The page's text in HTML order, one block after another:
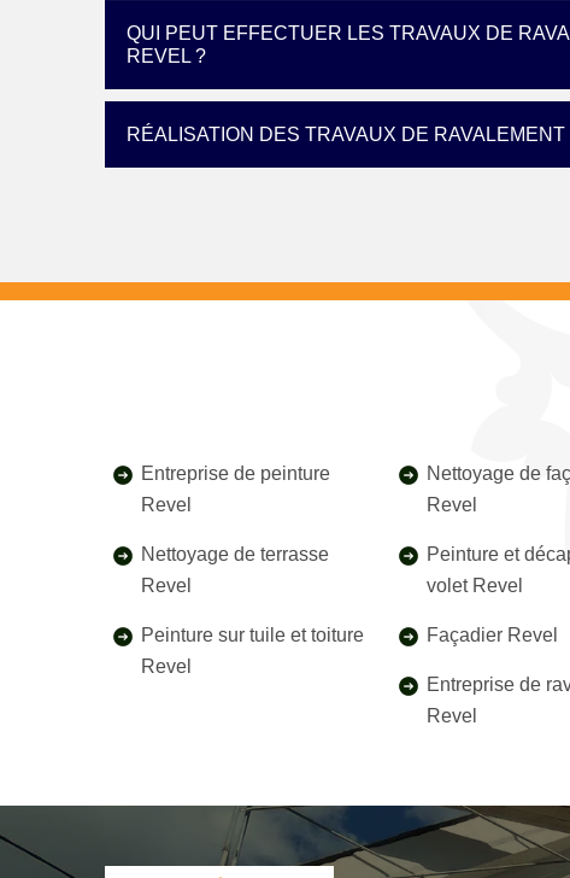
QUI PEUT EFFECTUER LES TRAVAUX DE
REVEL ?
RÉALISATION DES TRAVAUX DE
Entreprise de peinture
Revel
Nettoyage de terrasse
Revel
Peinture sur tuile et toiture
Revel
Nettoyage de
Revel
Peinture et
volet Revel
Façadier Revel
Entreprise de
Revel